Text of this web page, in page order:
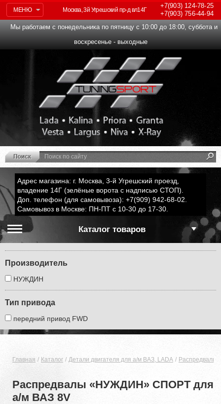
МЕНЮ
+7(903)124-78-25
+7(903)756-44-94
Москва, 3й Угрешский пр-д вл14Г
Мы работаем с понедельника по пятницу с 10:00 до 18:00, суббота и
воскресенье - выходные
Адрес магазина: г. Москва, 3-й Угрешский проезд,
владение 14Г (зелёные ворота с надписью СТОП).
Доп. телефон (для самовывоза): +7(909) 942-68-02.
Самовывоз в Москве: ПН-ПТ с 10-30 до 17-30.
Каталог товаров
Производитель
НУЖДИН
Тип привода
передний привод FWD
Главная Каталог Детали двигателя для а/м ВАЗ, LADA Распредвалы
Распредвалы «НУЖДИН» СПОРТ для
а/м ВАЗ 8V